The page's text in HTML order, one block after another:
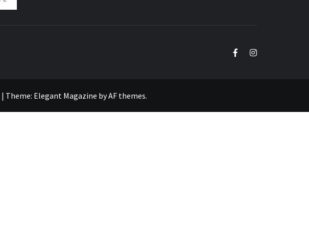
FacebookInstagram
| Theme: Elegant Magazine byAF themes.